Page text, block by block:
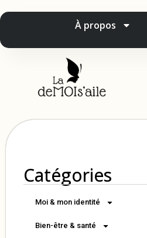
À propos
Catégories
Moi & mon identité
Bien-être & santé